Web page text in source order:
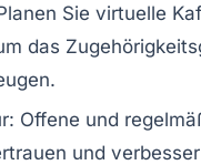
Sie virtuelle
das
Offene und
und